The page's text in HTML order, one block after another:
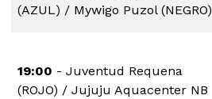
(AZUL) / Mywigo Puzol (NEGRO)
19:00 - Juventud Requena
(ROJO) / Jujuju Aquacenter NB